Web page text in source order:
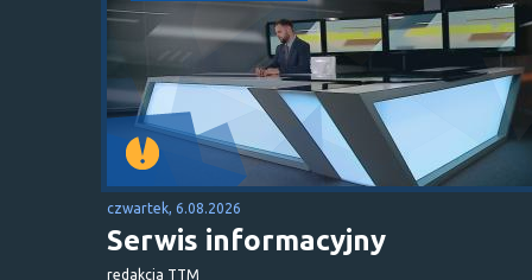
czwartek, 6.08.2026
Serwis informacyjny
redakcja TTM